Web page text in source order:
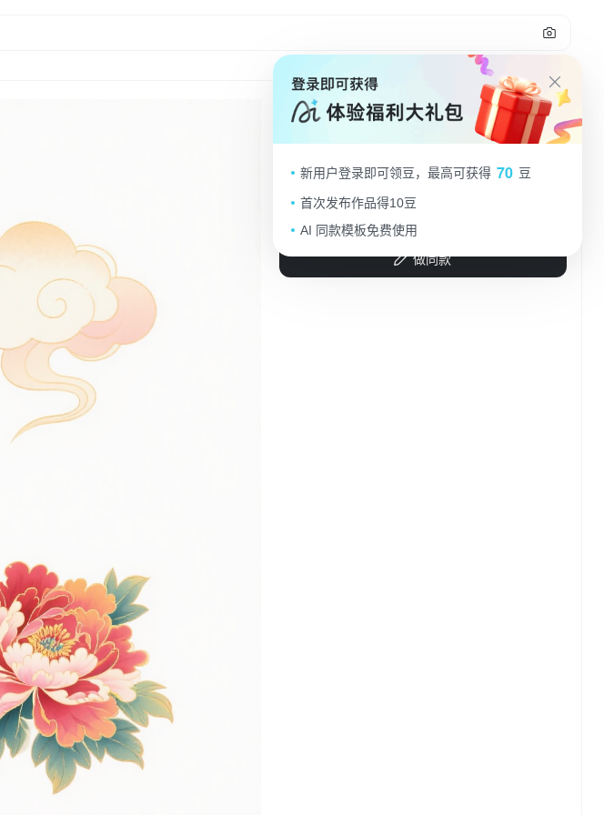
105
个：祥云；第三个：天坛；第四个：
牡丹。白色背景，上下两行，排列整
齐
你随啊42
做同款
新用户登录即可领豆，最高可获得 70 豆
首次发布作品得10豆
AI 同款模板免费使用